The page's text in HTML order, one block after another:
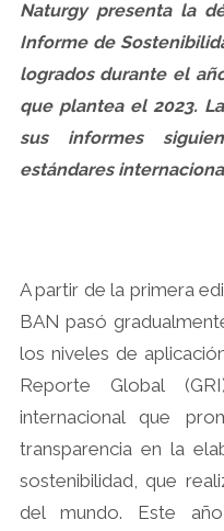
Naturgy presenta la
Informe de
logrados durante el
que plantea el 2023.
sus informes
estándares
A partir de la primera
BAN pasó
los niveles de
Reporte Global
internacional que
transparencia en la
sostenibilidad, que
del mundo. Este